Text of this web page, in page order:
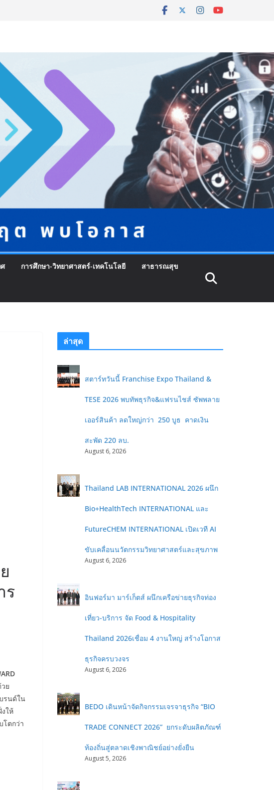
การศึกษา-วิทยาศาสตร์-เทคโนโลยี สาธารณสุข
ร
ย
รนด์ใน
ให้
โตกว่า
ล่าสุด
สตาร์ทวันนี้ Franchise Expo Thailand &
TESE 2026 พบทัพธุรกิจ&แฟรนไชส์ ซัพพลาย
เออร์สินค้า ลดใหญ่กว่า 250 บูธ คาดเงิน
สะพัด 220 ลบ.
August 6, 2026
Thailand LAB INTERNATIONAL 2026 ผนึก
Bio+HealthTech INTERNATIONAL และ
FutureCHEM INTERNATIONAL เปิดเวที AI
ขับเคลื่อนนวัตกรรมวิทยาศาสตร์และสุขภาพ
August 6, 2026
อินฟอร์มา มาร์เก็ตส์ ผนึกเครือข่ายธุรกิจท่อง
เที่ยว-บริการ จัด Food & Hospitality
Thailand 2026เชื่อม 4 งานใหญ่ สร้างโอกาส
ธุรกิจครบวงจร
August 6, 2026
BEDO เดินหน้าจัดกิจกรรมเจรจาธุรกิจ “BIO
TRADE CONNECT 2026” ยกระดับผลิตภัณฑ์
ท้องถิ่นสู่ตลาดเชิงพาณิชย์อย่างยั่งยืน
August 5, 2026